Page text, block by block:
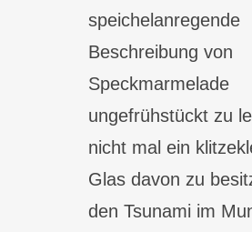
speichelanregende
Beschreibung von
Speckmarmelade
ungefrühstückt zu
nicht mal ein
Glas davon zu
den Tsunami im